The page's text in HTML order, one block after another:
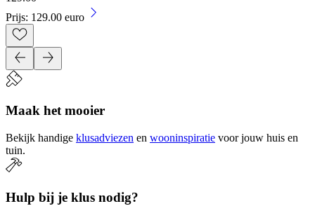
Prijs: 129.00 euro
Maak het mooier
Bekijk handige klusadviezen en wooninspiratie voor jouw huis en
tuin.
Hulp bij je klus nodig?